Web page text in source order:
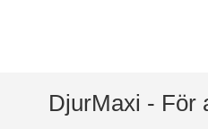
DjurMaxi - För